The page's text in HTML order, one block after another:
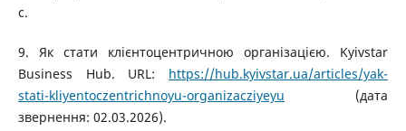
с.
9. Як стати клієнтоцентричною організацією. Kyivstar
Business Hub. URL: https://hub.kyivstar.ua/articles/yak-
stati-kliyentoczentrichnoyu-organizacziyeyu (дата
звернення: 02.03.2026).